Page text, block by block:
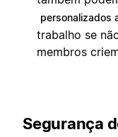
personalizados
trabalho se
membros
Segurança